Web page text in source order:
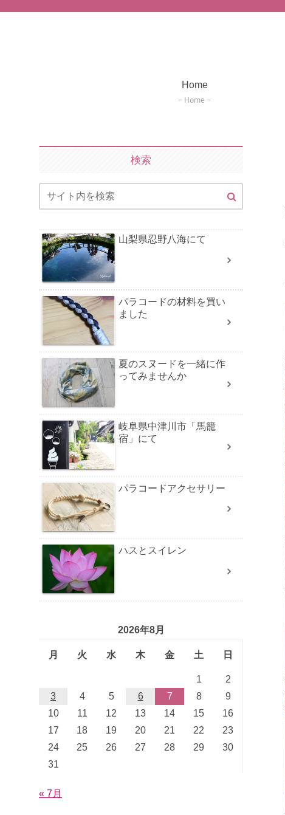
Home
Home
検索
山梨県忍野八海にて
パラコードの材料を買い
ました
夏のスヌードを一緒に作
ってみませんか
岐阜県中津川市「馬籠
宿」にて
パラコードアクセサリー
ハスとスイレン
2026年8月
月 火 水 木 金 土 日
1
2
3
4 5 6 7 8
9
10
11 12 13 14 15
16
17
18 19 20 21 22
23
24
25 26 27 28 29
30
31
« 7月